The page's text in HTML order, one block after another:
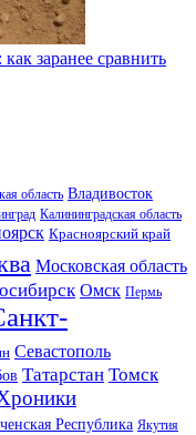
заранее сравнить
область Владивосток
Калининградская область
Красноярский край
Московская область
Омск Пермь
Севастополь
Татарстан Томск
Республика Якутия